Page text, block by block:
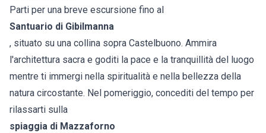
Parti per una breve escursione fino al
Santuario di Gibilmanna
, situato su una collina sopra Castelbuono. Ammira
l'architettura sacra e goditi la pace e la tranquillità del luogo
mentre ti immergi nella spiritualità e nella bellezza della
natura circostante. Nel pomeriggio, concediti del tempo per
rilassarti sulla
spiaggia di Mazzaforno